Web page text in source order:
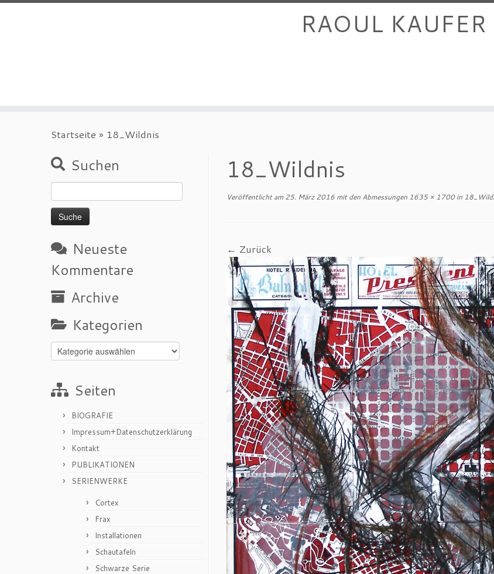
RAOUL KAUFER
Startseite » 18_Wildnis
Suchen
nach:
Neueste
Kommentare
Archive
Kategorien
Kategorien
Seiten
BIOGRAFIE
Impressum+Datenschutzerklärung
Kontakt
PUBLIKATIONEN
SERIENWERKE
Cortex
Frax
Installationen
Schautafeln
Schwarze Serie
18_Wildnis
Veröffentlicht am 25. März 2016 mit den Abmessungen 1635 × 1700in
← Zurück